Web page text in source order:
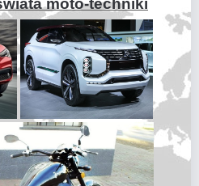
moto-techniki